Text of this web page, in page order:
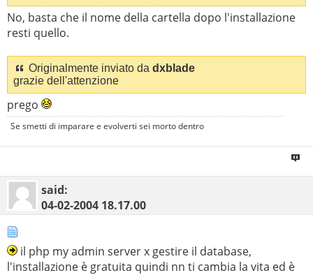
No, basta che il nome della cartella dopo l'installazione
resti quello.
Originalmente inviato da dxblade
grazie dell'attenzione
prego
Se smetti di imparare e evolverti sei morto dentro
said:
04-02-2004 18.17.00
il php my admin server x gestire il database,
l'installazione è gratuita quindi nn ti cambia la vita ed è